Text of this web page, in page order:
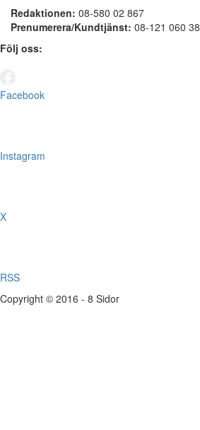
Redaktionen: 08-580 02 867
Prenumerera/Kundtjänst: 08-121 060 38
Följ oss:
Facebook
Instagram
X
RSS
Copyright © 2016 - 8 Sidor